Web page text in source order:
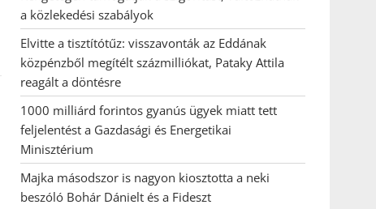
a közlekedési szabályok
Elvitte a tisztítótűz: visszavonták az Eddának
közpénzből megítélt százmilliókat, Pataky Attila
reagált a döntésre
1000 milliárd forintos gyanús ügyek miatt tett
feljelentést a Gazdasági és Energetikai
Minisztérium
Majka másodszor is nagyon kiosztotta a neki
beszóló Bohár Dánielt és a Fideszt